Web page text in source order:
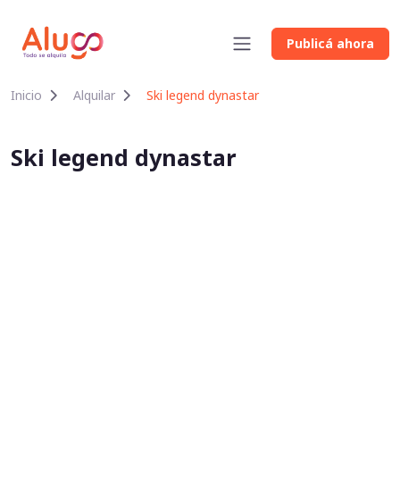
Publicá ahora
Inicio Alquilar Ski legend dynastar
Ski legend dynastar